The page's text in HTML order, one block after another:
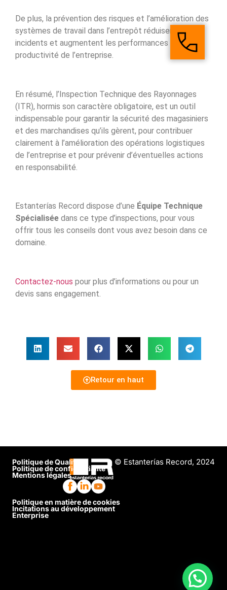
De plus, la prévention des risques et l’amélioration des
systèmes de travail dans l’entrepôt réduisent les
incidents et augmentent les performances et la
productivité de l’entreprise.
En résumé, l’Inspection Technique des Rayonnages
(ITR), hormis son caractère obligatoire, est un outil
indispensable pour garantir la sécurité des magasiniers
et des marchandises qu’ils gèrent, pour contribuer
clairement à l’amélioration des opérations logistiques
de l’entreprise et pour prévenir d’éventuelles actions
en responsabilité.
Estanterías Record dispose d’une Équipe Technique
Spécialisée dans ce type d’inspections, pour vous
offrir tous les conseils dont vous avez besoin dans ce
domaine.
Contactez-nous pour plus d’informations ou pour un
devis sans engagement.
Retour en haut
Politique de Qualité
Politique de confidentialité
Mentions légales
Politique en matière de cookies
Incitations au développement
Enterprise
© Estanterías Record, 2024